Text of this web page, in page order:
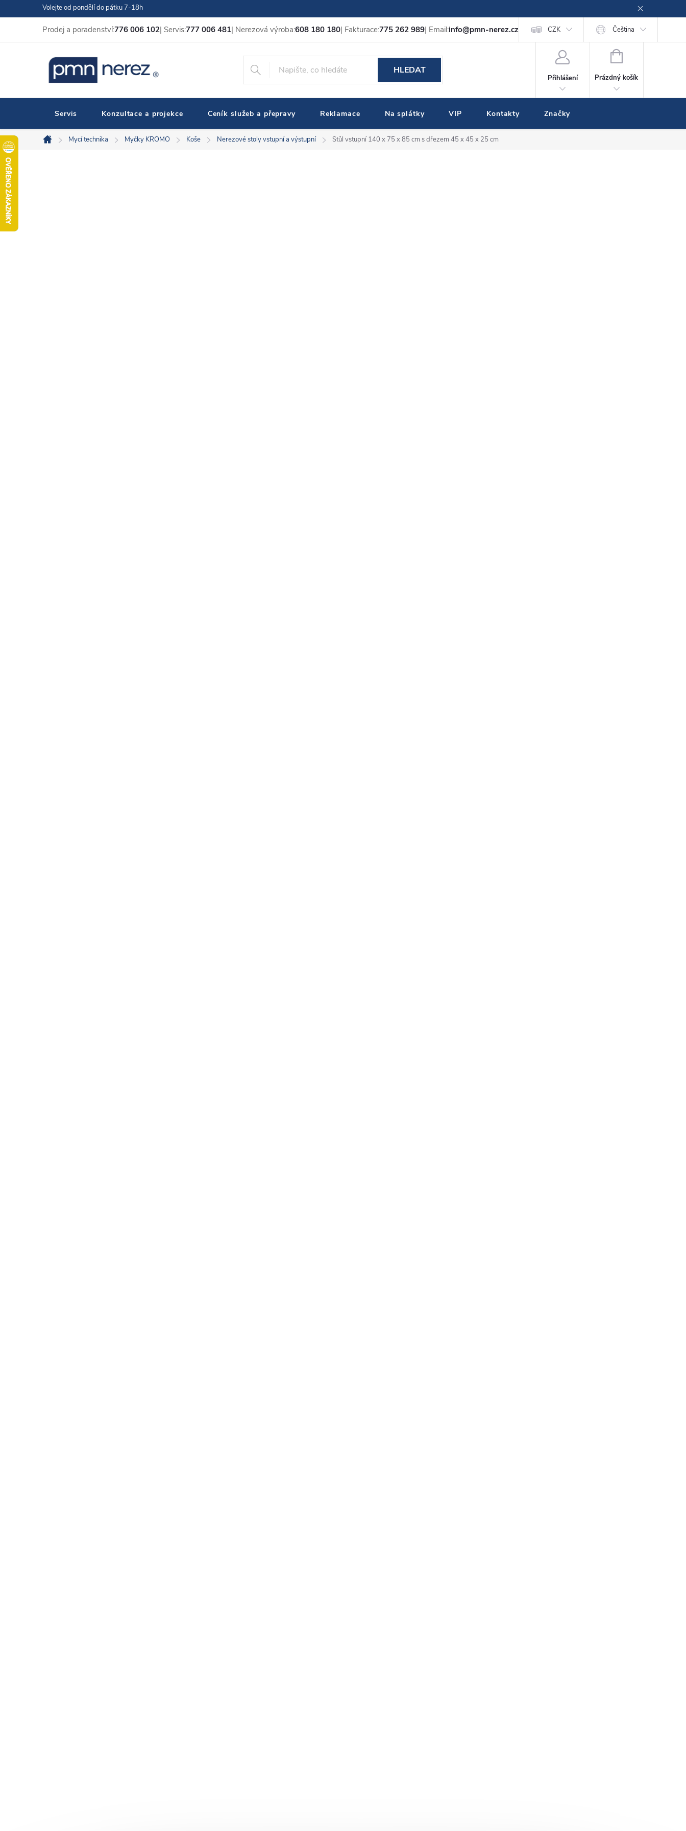
na
Volejte od pondělí do pátku 7-18h
Prodej a poradenství:776 006 102| Servis:777 006 481| Nerezová výroba:608 180 180| Fakturace:775 262 989| Email:info@pmn-nerez.cz CZK Čeština
HLEDAT
Přihlášení
NÁKUPNÍ
Prázdný košík
Servis Konzultace a projekce Ceník služeb a přepravy Reklamace Na splátky VIP Kontakty Značky
Domů
Mycí technika Myčky KROMO Koše Nerezové stoly vstupní a výstupní Stůl vstupní 140 x 75 x 85 cm s dřezem 45 x 45 x 25 cm